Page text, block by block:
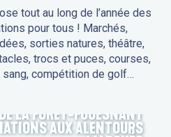
tout au long de l’année des
pour tous ! Marchés,
sorties natures, théâtre,
trocs et puces, courses,
sang, compétition de golf…
LA FORÊT-FOUESNANT
AUX ALENTOURS